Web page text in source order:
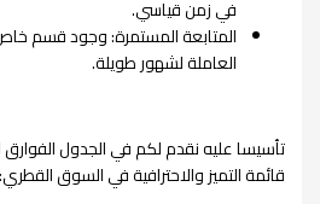
في زمن قياسي.
المتابعة المستمرة: وجود قسم
العاملة لشهور طويلة.
تأسيسا عليه نقدم لكم في الجدول الفوارق
قائمة التميز والاحترافية في السوق القطري: